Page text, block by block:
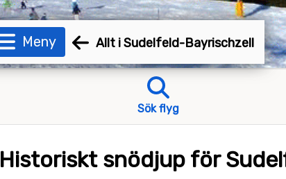
Meny Allt i Sudelfeld-Bayrischzell
Sök flyg
Historiskt snödjup för